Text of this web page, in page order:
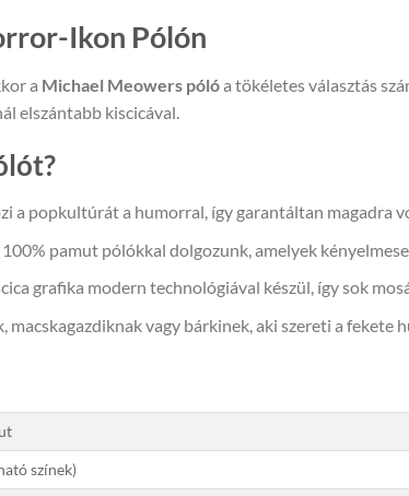
Ikon Pólón
a Michael Meowers pólóa tökéletes választás
elszántabb kiscicával.
a popkultúrát a humorral, így garantáltan magadra
pamut pólókkal dolgozunk, amelyek
grafika modern technológiával készül, így sok
vagy bárkinek, aki szereti a fekete
színek)